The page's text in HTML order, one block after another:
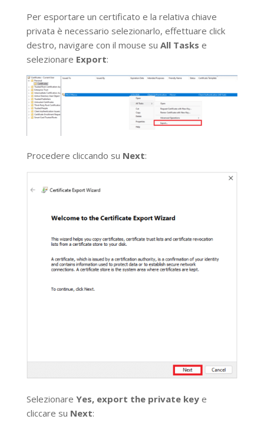
Per esportare un certificato e la relativa chiave
privata è necessario selezionarlo, effettuare click
destro, navigare con il mouse su All Tasks e
selezionare Export:
Procedere cliccando su Next:
Selezionare Yes, export the private keye
cliccare su Next: